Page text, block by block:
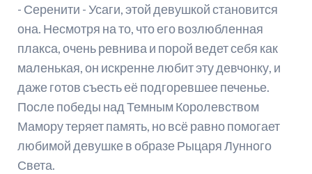
- Серенити - Усаги, этой девушкой становится
она. Несмотря на то, что его возлюбленная
плакса, очень ревнива и порой ведет себя как
маленькая, он искренне любит эту девчонку, и
даже готов съесть её подгоревшее печенье.
После победы над Темным Королевством
Мамору теряет память, но всё равно помогает
любимой девушке в образе Рыцаря Лунного
Света.